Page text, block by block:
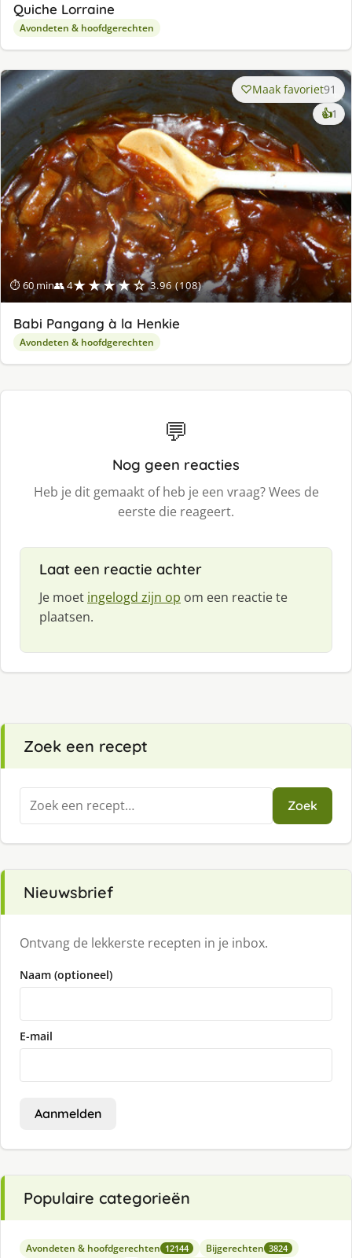
Quiche Lorraine
Avondeten & hoofdgerechten
⏱ 60 min👥 4★★★★☆ 3.96 (108)
Maak favoriet91
👍1
Babi Pangang à la Henkie
Avondeten & hoofdgerechten
💬
Nog geen reacties
Heb je dit gemaakt of heb je een vraag? Wees de
eerste die reageert.
Laat een reactie achter
Je moet ingelogd zijn op om een reactie te
plaatsen.
Zoek een recept
Zoeken
naar:
Zoek
Nieuwsbrief
Ontvang de lekkerste recepten in je inbox.
Naam (optioneel)
E-mail
Aanmelden
Populaire categorieën
Avondeten & hoofdgerechten 12144 Bijgerechten 3824